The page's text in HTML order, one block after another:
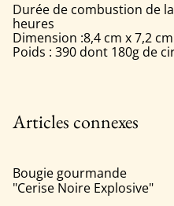
Durée de combustion de
heures
Dimension :8,4 cm x 7,2 cm
Poids : 390 dont 180g de
Articles connexes
Bougie gourmande
"Cerise Noire Explosive"